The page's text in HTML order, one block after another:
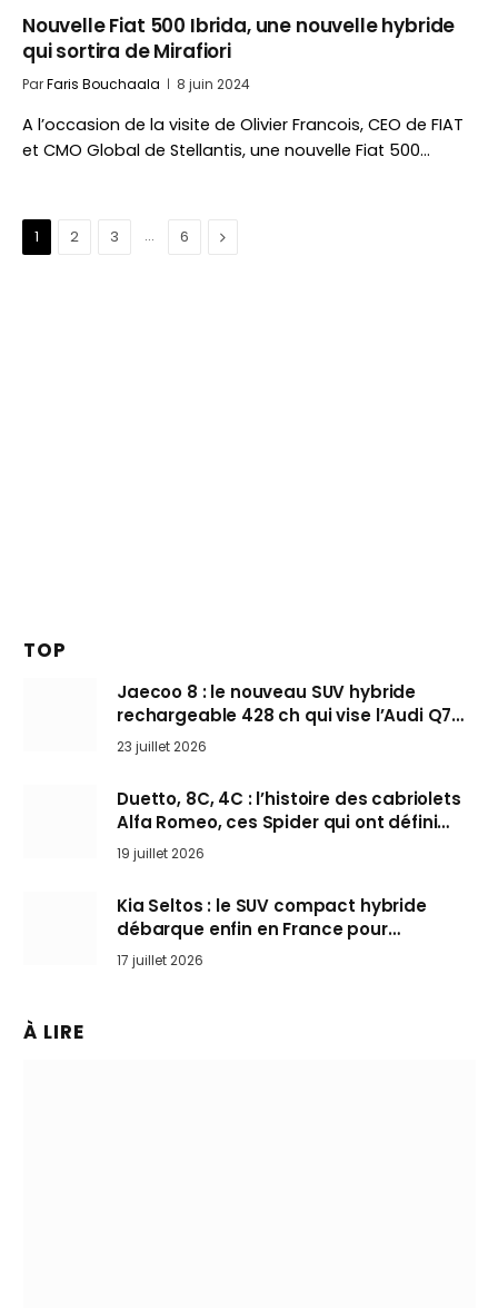
Nouvelle Fiat 500 Ibrida, une nouvelle hybride
qui sortira de Mirafiori
ParFaris Bouchaala 8 juin 2024
A l’occasion de la visite de Olivier Francois, CEO de FIAT
et CMO Global de Stellantis, une nouvelle Fiat 500…
1 2 3 … 6 Suivant
TOP
Jaecoo 8 : le nouveau SUV hybride
rechargeable 428 ch qui vise l’Audi Q7
arrive en Europe cet automne
23 juillet 2026
Duetto, 8C, 4C : l’histoire des cabriolets
Alfa Romeo, ces Spider qui ont défini
l’art de rouler cheveux au vent
19 juillet 2026
Kia Seltos : le SUV compact hybride
débarque enfin en France pour
bousculer les Nissan Qashqai et Toyota
Yaris Cross
17 juillet 2026
À LIRE